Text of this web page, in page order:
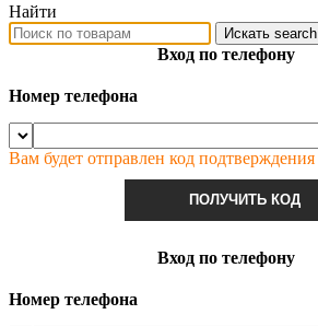
Найти
Искать search
Вход по телефону
Номер телефона
Вам будет отправлен код подтверждения
ПОЛУЧИТЬ КОД
Вход по телефону
Номер телефона